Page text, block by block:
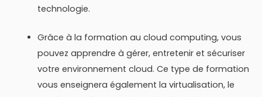
technologie.
Grâce à la formation au cloud computing, vous
pouvez apprendre à gérer, entretenir et sécuriser
votre environnement cloud. Ce type de formation
vous enseignera également la virtualisation, le